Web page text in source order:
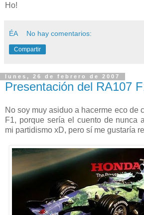
Ho!
ÉA No hay comentarios:
Compartir
lunes, 26 de febrero de 2007
Presentación del RA107
No soy muy asiduo a hacerme eco de
F1, porque sería el cuento de nunca
mi partidismo xD, pero sí me gustaría